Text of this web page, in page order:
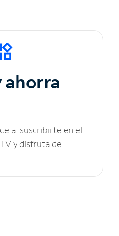
ahorra
al suscribirte en el
y disfruta de